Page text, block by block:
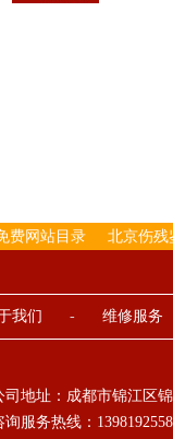
下来的，机内已经存有
费网站目录 北京伤残
我们 - 维修服务
司地址：成都市锦江区
询服务热线：